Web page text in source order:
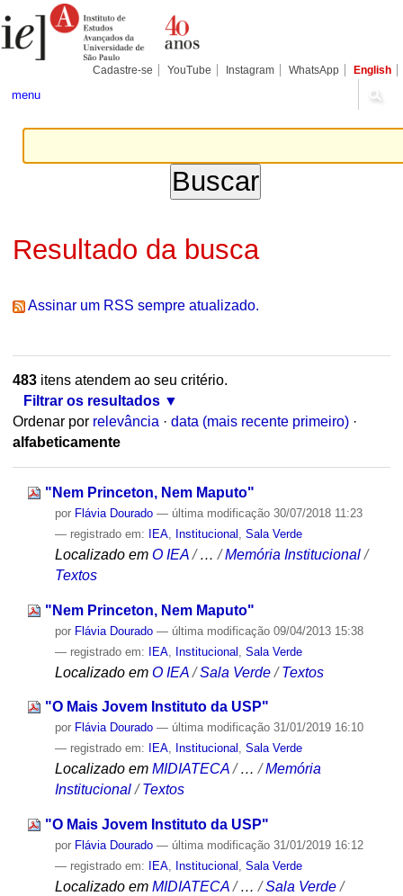
para
conteúdo.
Pessoais
Cadastre-se YouTube Instagram WhatsApp English
menu
Resultado da busca
Assinar um RSS sempre atualizado.
483itens atendem ao seu critério.
Filtrar os resultados
Ordenar por relevância · data (mais recente primeiro) ·
alfabeticamente
"Nem Princeton, Nem Maputo"
por Flávia Dourado — última modificação30/07/2018 11:23
— registrado em:
IEA, Institucional Sala Verde
Localizado em O IEA /…/Memória Institucional /
Textos
"Nem Princeton, Nem Maputo"
por Flávia Dourado — última modificação09/04/2013 15:38
— registrado em: IEA, Institucional Sala Verde
Localizado em O IEA /Sala Verde /Textos
"O Mais Jovem Instituto da USP"
por Flávia Dourado — última modificação31/01/2019 16:10
— registrado em:
IEA, Institucional , Sala Verde
Localizado em MIDIATECA /…/Memória
Institucional /Textos
"O Mais Jovem Instituto da USP"
por Flávia Dourado — última modificação31/01/2019 16:12
— registrado em:
IEA, Institucional , Sala Verde
Localizado em MIDIATECA /…/Sala Verde /